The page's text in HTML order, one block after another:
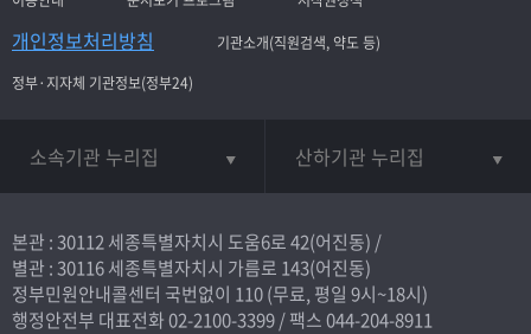
개인정보처리방침
기관소개(직원검색, 약도 등)
정부·지자체 기관정보(정부24)
소속기관 누리집 산하기관 누리집
본관 : 30112 세종특별자치시 도움6로 42(어진동) /
별관 : 30116 세종특별자치시 가름로 143(어진동)
정부민원안내콜센터 국번없이 110(무료, 평일 9시~18시)
행정안전부 대표전화02-2100-3399/ 팩스 044-204-8911